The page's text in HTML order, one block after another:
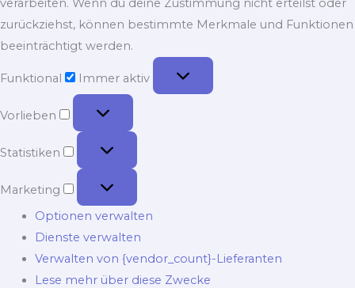
verarbeiten. Wenn du deine Zustimmung nicht erteilst oder
zurückziehst, können bestimmte Merkmale und Funktionen
beeinträchtigt werden.
Funktional
Immer aktiv
Vorlieben
Vorlieben
Statistiken
Statistiken
Marketing
Marketing
Optionen verwalten
Dienste verwalten
Verwalten von {vendor_count}-Lieferanten
Lese mehr über diese Zwecke